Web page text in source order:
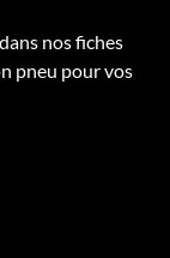
nos fiches
pneu pour vos